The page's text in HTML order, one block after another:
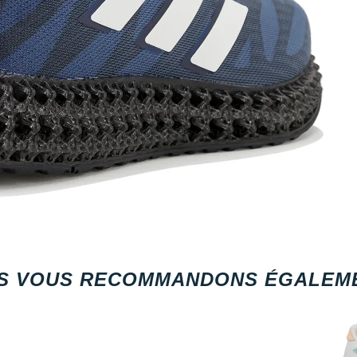
VOUS RECOMMANDONS